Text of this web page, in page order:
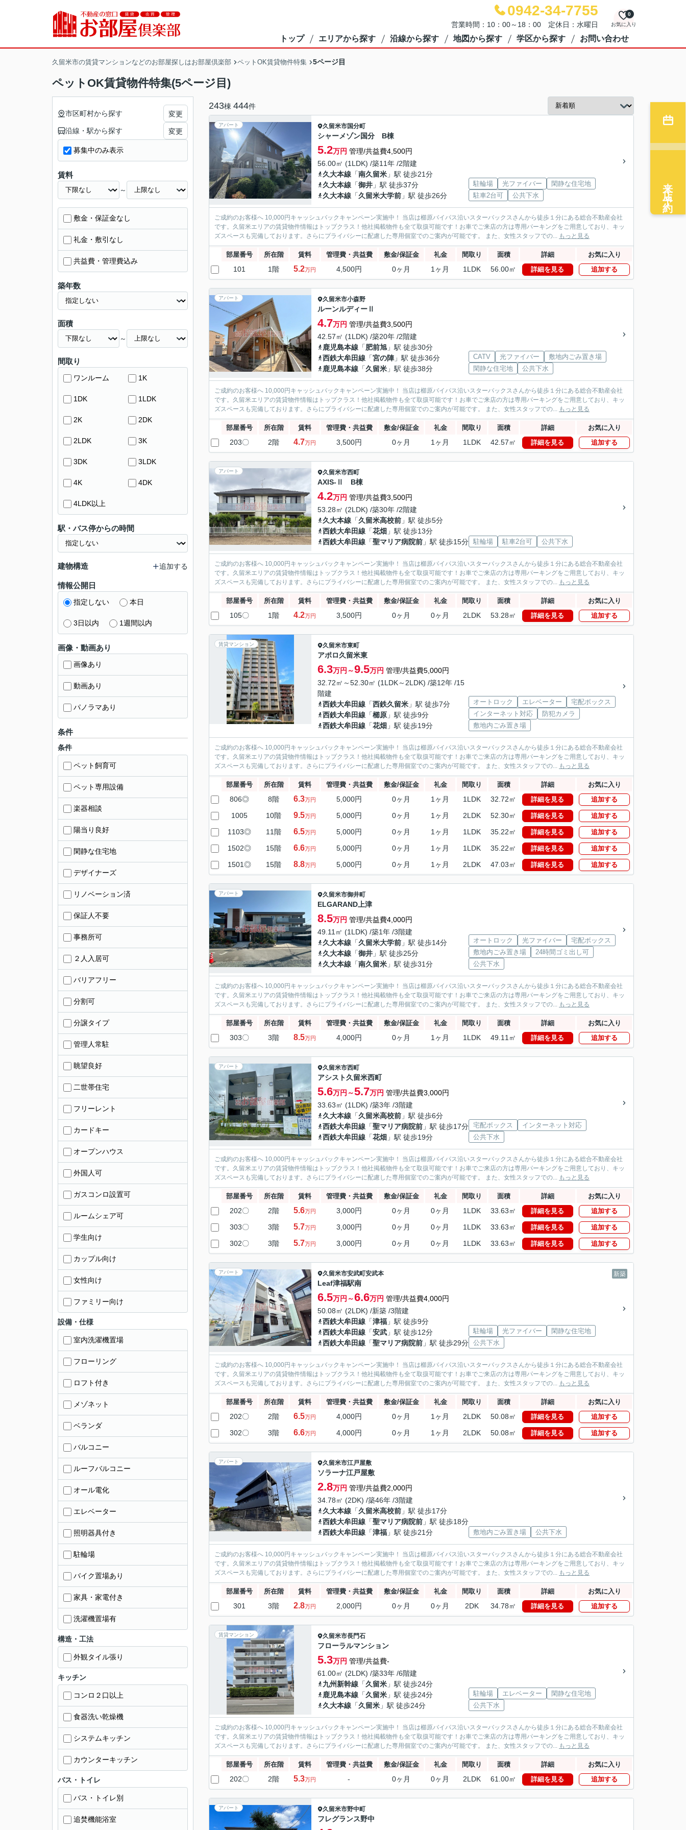
0942-34-7755
営業時間：10：00～18：00 定休日：水曜日 お気に入り
0
トップ エリアから探す 沿線から探す 地図から探す 学区から探す お問い合わせ
久留米市の賃貸マンションなどのお部屋探しはお部屋倶楽部 ペットOK賃貸物件特集 5ページ目
ペットOK賃貸物件特集(5ページ目)
243棟 444件
アパート 久留米市国分町
シャーメゾン国分 B棟
5.2万円 管理/共益費4,500円
56.00㎡ (1LDK) /築11年 /2階建
久大本線 「南久留米 」駅 徒歩21分
久大本線 「御井 」駅 徒歩37分
久大本線 「久留米大学前 」駅 徒歩26分
駐輪場 光ファイバー
閑静な住宅地
駐車2台可
公共下水
ご成約のお客様へ 10,000円キャッシュバックキャンペーン実施中！ 当店は櫛原バイパス沿いスターバックスさんから徒歩１分にある総合不動産会社
です。久留米エリアの賃貸物件情報はトップクラス！他社掲載物件も全て取扱可能です！お車でご来店の方は専用パーキングをご用意しており、キッ
ズスペースも完備しております。さらにプライバシーに配慮した専用個室でのご案内が可能です。 また、女性スタッフでの... もっと見る
部屋番号 所在階 賃料 管理費・共益費 敷金/保証金 礼金 間取り 面積 詳細 お気に入り
101 1階 5.2万円 4,500円 0ヶ月 1ヶ月 1LDK 56.00㎡ 詳細を見る 追加する
アパート 久留米市小森野
ルーンルディーⅡ
4.7万円 管理/共益費3,500円
42.57㎡ (1LDK) /築20年 /2階建
鹿児島本線 「肥前旭 」駅 徒歩30分
西鉄大牟田線 「宮の陣」駅 徒歩36分
鹿児島本線 「久留米 」駅 徒歩38分
CATV 光ファイバー
敷地内ごみ置き場
閑静な住宅地
公共下水
ご成約のお客様へ 10,000円キャッシュバックキャンペーン実施中！ 当店は櫛原バイパス沿いスターバックスさんから徒歩１分にある総合不動産会社
です。久留米エリアの賃貸物件情報はトップクラス！他社掲載物件も全て取扱可能です！お車でご来店の方は専用パーキングをご用意しており、キッ
ズスペースも完備しております。さらにプライバシーに配慮した専用個室でのご案内が可能です。 また、女性スタッフでの... もっと見る
部屋番号 所在階 賃料 管理費・共益費 敷金/保証金 礼金 間取り 面積 詳細 お気に入り
203〇 2階 4.7万円 3,500円 0ヶ月 1ヶ月 1LDK 42.57㎡ 詳細を見る 追加する
アパート 久留米市西町
AXIS-Ⅱ B棟
4.2万円 管理/共益費3,500円
53.28㎡ (2LDK) /築30年 /2階建
久大本線 「久留米高校前 」駅 徒歩5分
西鉄大牟田線 「花畑 」駅 徒歩13分
西鉄大牟田線 「聖マリア病院前 」駅 徒歩15分 駐輪場 駐車2台可 公共下水
ご成約のお客様へ 10,000円キャッシュバックキャンペーン実施中！ 当店は櫛原バイパス沿いスターバックスさんから徒歩１分にある総合不動産会社
です。久留米エリアの賃貸物件情報はトップクラス！他社掲載物件も全て取扱可能です！お車でご来店の方は専用パーキングをご用意しており、キッ
ズスペースも完備しております。さらにプライバシーに配慮した専用個室でのご案内が可能です。 また、女性スタッフでの... もっと見る
部屋番号 所在階 賃料 管理費・共益費 敷金/保証金 礼金 間取り 面積 詳細 お気に入り
105〇 1階 4.2万円 3,500円 0ヶ月 0ヶ月 2LDK 53.28㎡ 詳細を見る 追加する
賃貸マンション 久留米市東町
アポロ久留米東
6.3万円～9.5万円 管理/共益費5,000円
32.72㎡～52.30㎡ (1LDK～2LDK) /築12年 /15
階建
西鉄大牟田線 「西鉄久留米 」駅 徒歩7分
西鉄大牟田線 「櫛原 」駅 徒歩9分
西鉄大牟田線 「花畑 」駅 徒歩19分
オートロック エレベーター
宅配ボックス
インターネット対応
防犯カメラ
敷地内ごみ置き場
ご成約のお客様へ 10,000円キャッシュバックキャンペーン実施中！ 当店は櫛原バイパス沿いスターバックスさんから徒歩１分にある総合不動産会社
です。久留米エリアの賃貸物件情報はトップクラス！他社掲載物件も全て取扱可能です！お車でご来店の方は専用パーキングをご用意しており、キッ
ズスペースも完備しております。さらにプライバシーに配慮した専用個室でのご案内が可能です。 また、女性スタッフでの... もっと見る
部屋番号 所在階 賃料 管理費・共益費 敷金/保証金 礼金 間取り 面積 詳細 お気に入り
806◎ 8階 6.3万円 5,000円 0ヶ月 1ヶ月 1LDK 32.72㎡ 詳細を見る 追加する
1005 10階 9.5万円 5,000円 0ヶ月 1ヶ月 2LDK 52.30㎡ 詳細を見る 追加する
1103◎ 11階 6.5万円 5,000円 0ヶ月 1ヶ月 1LDK 35.22㎡ 詳細を見る 追加する
1502◎ 15階 6.6万円 5,000円 0ヶ月 1ヶ月 1LDK 35.22㎡ 詳細を見る 追加する
1501◎ 15階 8.8万円 5,000円 0ヶ月 1ヶ月 2LDK 47.03㎡ 詳細を見る 追加する
アパート 久留米市御井町
ELGARAND上津
8.5万円 管理/共益費4,000円
49.11㎡ (1LDK) /築1年 /3階建
久大本線 「久留米大学前 」駅 徒歩14分
久大本線 「御井 」駅 徒歩25分
久大本線 「南久留米 」駅 徒歩31分
オートロック 光ファイバー
宅配ボックス
敷地内ごみ置き場
24時間ゴミ出し可
公共下水
ご成約のお客様へ 10,000円キャッシュバックキャンペーン実施中！ 当店は櫛原バイパス沿いスターバックスさんから徒歩１分にある総合不動産会社
です。久留米エリアの賃貸物件情報はトップクラス！他社掲載物件も全て取扱可能です！お車でご来店の方は専用パーキングをご用意しており、キッ
ズスペースも完備しております。さらにプライバシーに配慮した専用個室でのご案内が可能です。 また、女性スタッフでの... もっと見る
部屋番号 所在階 賃料 管理費・共益費 敷金/保証金 礼金 間取り 面積 詳細 お気に入り
303〇 3階 8.5万円 4,000円 0ヶ月 1ヶ月 1LDK 49.11㎡ 詳細を見る 追加する
アパート 久留米市西町
アシスト久留米西町
5.6万円～5.7万円 管理/共益費3,000円
33.63㎡ (1LDK) /築3年 /3階建
久大本線 「久留米高校前 」駅 徒歩6分
西鉄大牟田線 「聖マリア病院前 」駅 徒歩17分
西鉄大牟田線 「花畑 」駅 徒歩19分
宅配ボックス
インターネット対応
公共下水
ご成約のお客様へ 10,000円キャッシュバックキャンペーン実施中！ 当店は櫛原バイパス沿いスターバックスさんから徒歩１分にある総合不動産会社
です。久留米エリアの賃貸物件情報はトップクラス！他社掲載物件も全て取扱可能です！お車でご来店の方は専用パーキングをご用意しており、キッ
ズスペースも完備しております。さらにプライバシーに配慮した専用個室でのご案内が可能です。 また、女性スタッフでの... もっと見る
部屋番号 所在階 賃料 管理費・共益費 敷金/保証金 礼金 間取り 面積 詳細 お気に入り
202〇 2階 5.6万円 3,000円 0ヶ月 0ヶ月 1LDK 33.63㎡ 詳細を見る 追加する
303〇 3階 5.7万円 3,000円 0ヶ月 0ヶ月 1LDK 33.63㎡ 詳細を見る 追加する
302〇 3階 5.7万円 3,000円 0ヶ月 0ヶ月 1LDK 33.63㎡ 詳細を見る 追加する
アパート 新築
久留米市安武町安武本
Leaf津福駅南
6.5万円～6.6万円 管理/共益費4,000円
50.08㎡ (2LDK) /新築 /3階建
西鉄大牟田線 「津福 」駅 徒歩9分
西鉄大牟田線 「安武 」駅 徒歩12分
西鉄大牟田線 「聖マリア病院前 」駅 徒歩29分
駐輪場 光ファイバー
閑静な住宅地
公共下水
ご成約のお客様へ 10,000円キャッシュバックキャンペーン実施中！ 当店は櫛原バイパス沿いスターバックスさんから徒歩１分にある総合不動産会社
です。久留米エリアの賃貸物件情報はトップクラス！他社掲載物件も全て取扱可能です！お車でご来店の方は専用パーキングをご用意しており、キッ
ズスペースも完備しております。さらにプライバシーに配慮した専用個室でのご案内が可能です。 また、女性スタッフでの... もっと見る
部屋番号 所在階 賃料 管理費・共益費 敷金/保証金 礼金 間取り 面積 詳細 お気に入り
202〇 2階 6.5万円 4,000円 0ヶ月 1ヶ月 2LDK 50.08㎡ 詳細を見る 追加する
302〇 3階 6.6万円 4,000円 0ヶ月 1ヶ月 2LDK 50.08㎡ 詳細を見る 追加する
アパート 久留米市江戸屋敷
ソラーナ江戸屋敷
2.8万円 管理/共益費2,000円
34.78㎡ (2DK) /築46年 /3階建
久大本線 「久留米高校前 」駅 徒歩17分
西鉄大牟田線 「聖マリア病院前 」駅 徒歩18分
西鉄大牟田線 「津福 」駅 徒歩21分 敷地内ごみ置き場 公共下水
ご成約のお客様へ 10,000円キャッシュバックキャンペーン実施中！ 当店は櫛原バイパス沿いスターバックスさんから徒歩１分にある総合不動産会社
です。久留米エリアの賃貸物件情報はトップクラス！他社掲載物件も全て取扱可能です！お車でご来店の方は専用パーキングをご用意しており、キッ
ズスペースも完備しております。さらにプライバシーに配慮した専用個室でのご案内が可能です。 また、女性スタッフでの... もっと見る
部屋番号 所在階 賃料 管理費・共益費 敷金/保証金 礼金 間取り 面積 詳細 お気に入り
301 3階 2.8万円 2,000円 0ヶ月 0ヶ月 2DK 34.78㎡ 詳細を見る 追加する
賃貸マンション 久留米市長門石
フローラルマンション
5.3万円 管理/共益費-
61.00㎡ (2LDK) /築33年 /6階建
九州新幹線 「久留米 」駅 徒歩24分
鹿児島本線 「久留米 」駅 徒歩24分
久大本線 「久留米 」駅 徒歩24分
駐輪場 エレベーター
閑静な住宅地
公共下水
ご成約のお客様へ 10,000円キャッシュバックキャンペーン実施中！ 当店は櫛原バイパス沿いスターバックスさんから徒歩１分にある総合不動産会社
です。久留米エリアの賃貸物件情報はトップクラス！他社掲載物件も全て取扱可能です！お車でご来店の方は専用パーキングをご用意しており、キッ
ズスペースも完備しております。さらにプライバシーに配慮した専用個室でのご案内が可能です。 また、女性スタッフでの... もっと見る
部屋番号 所在階 賃料 管理費・共益費 敷金/保証金 礼金 間取り 面積 詳細 お気に入り
202〇 2階 5.3万円 - 0ヶ月 0ヶ月 2LDK 61.00㎡ 詳細を見る 追加する
アパート 久留米市野中町
フレグランス野中
市区町村から探す 変更
沿線・駅から探す 変更
募集中のみ表示
賃料
～
敷金・保証金なし
礼金・敷引なし
共益費・管理費込み
築年数
面積
～
間取り
ワンルーム 1K
1DK 1LDK
2K 2DK
2LDK 3K
3DK 3LDK
4K 4DK
4LDK以上
駅・バス停からの時間
建物構造 追加する
情報公開日
指定しない 本日
3日以内 1週間以内
画像・動画あり
画像あり
動画あり
パノラマあり
条件
条件
ペット飼育可
ペット専用設備
楽器相談
陽当り良好
閑静な住宅地
デザイナーズ
リノベーション済
保証人不要
事務所可
２人入居可
バリアフリー
分割可
分譲タイプ
管理人常駐
眺望良好
二世帯住宅
フリーレント
カードキー
オープンハウス
外国人可
ガスコンロ設置可
ルームシェア可
学生向け
カップル向け
女性向け
ファミリー向け
設備・仕様
室内洗濯機置場
フローリング
ロフト付き
メゾネット
ベランダ
バルコニー
ルーフバルコニー
オール電化
エレベーター
照明器具付き
駐輪場
バイク置場あり
家具・家電付き
洗濯機置場有
構造・工法
外観タイル張り
キッチン
コンロ２口以上
食器洗い乾燥機
システムキッチン
カウンターキッチン
バス・トイレ
バス・トイレ別
追焚機能浴室
来店予約